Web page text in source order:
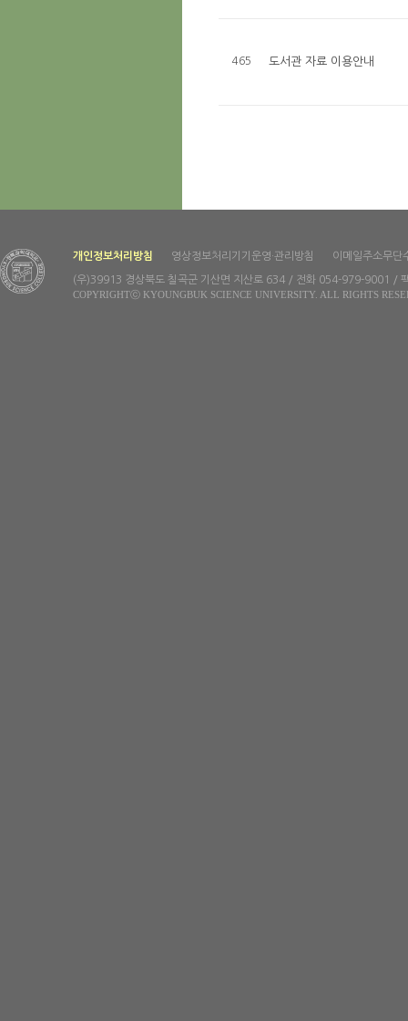
465 도서관 자료 이용안내
개인정보처리방침 영상정보처리기기운영·관리방침 이메일주소무단
(우)39913 경상북도 칠곡군 기산면 지산로 634 / 전화 054-979-9001 /
COPYRIGHTⓒ KYOUNGBUK SCIENCE UNIVERSITY. ALL RIGHTS